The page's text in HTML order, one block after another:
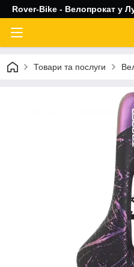
Rover-Bike - Велопрокат у
Товари та послуги